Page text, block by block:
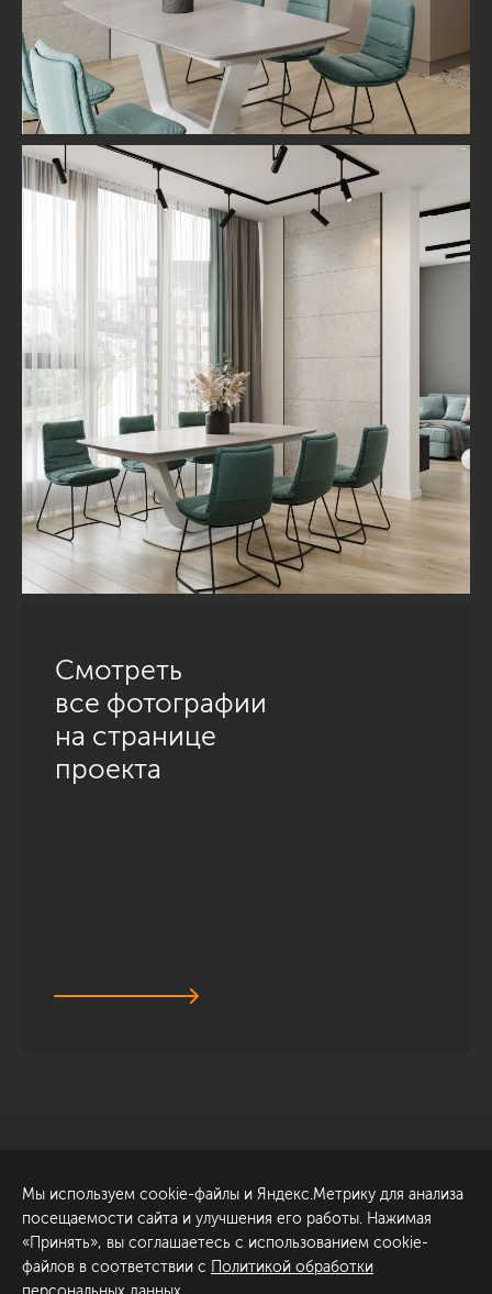
Смотреть
все фотографии
на странице
проекта
Обсудить проект
ул. Академика Павлова, 6
к1
+7 (812) 200-95-55
Мы используем cookie-файлы и Яндекс.Метрику для анализа
посещаемости сайта и улучшения его работы. Нажимая
«Принять», вы соглашаетесь с использованием cookie-
файлов в соответствии с Политикой обработки